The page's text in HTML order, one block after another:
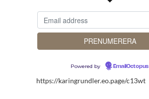
Powered by EmailOctopus
https://karingrundler.eo.page/c13wt